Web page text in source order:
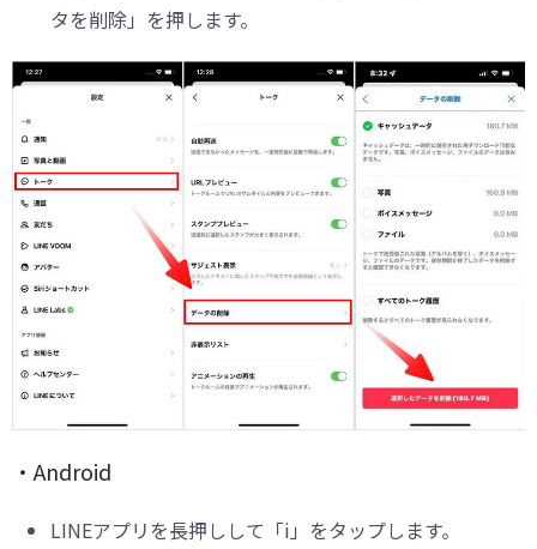
タを削除」を押します。
・Android
LINEアプリを長押しして「i」をタップします。